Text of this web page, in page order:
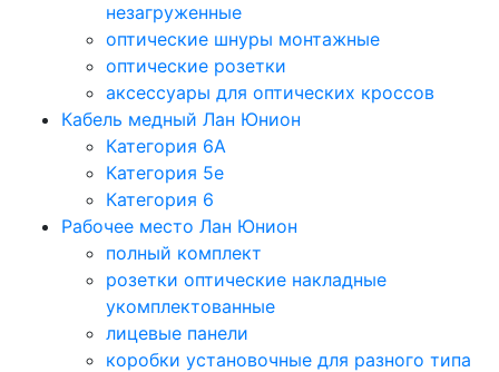
незагруженные
оптические шнуры монтажные
оптические розетки
аксессуары для оптических кроссов
Кабель медный Лан Юнион
Категория 6A
Категория 5e
Категория 6
Рабочее место Лан Юнион
полный комплект
розетки оптические накладные
укомплектованные
лицевые панели
коробки установочные для разного типа